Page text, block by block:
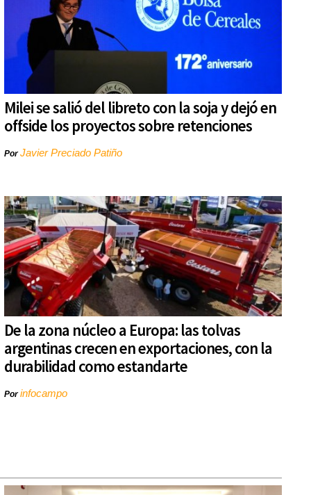
Milei se salió del libreto con la soja y dejó en
offside los proyectos sobre retenciones
PorJavier Preciado Patiño
De la zona núcleo a Europa: las tolvas
argentinas crecen en exportaciones, con la
durabilidad como estandarte
Porinfocampo